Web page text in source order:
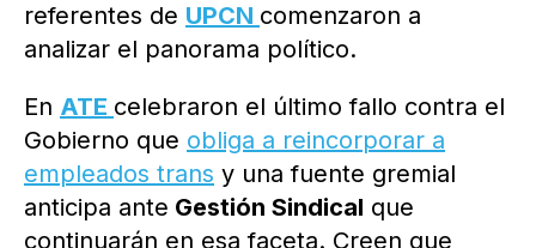
referentes de UPCN comenzaron a
analizar el panorama político.
En ATE celebraron el último fallo contra el
Gobierno que obliga a reincorporar a
empleados trans y una fuente gremial
anticipa ante Gestión Sindical que
continuarán en esa faceta. Creen que